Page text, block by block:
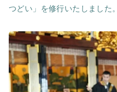
つどい」を修行いたしました。